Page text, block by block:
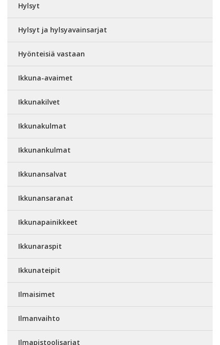
Hylsyt
Hylsyt ja hylsyavainsarjat
Hyönteisiä vastaan
Ikkuna-avaimet
Ikkunakilvet
Ikkunakulmat
Ikkunankulmat
Ikkunansalvat
Ikkunansaranat
Ikkunapainikkeet
Ikkunaraspit
Ikkunateipit
Ilmaisimet
Ilmanvaihto
Ilmapistoolisarjat